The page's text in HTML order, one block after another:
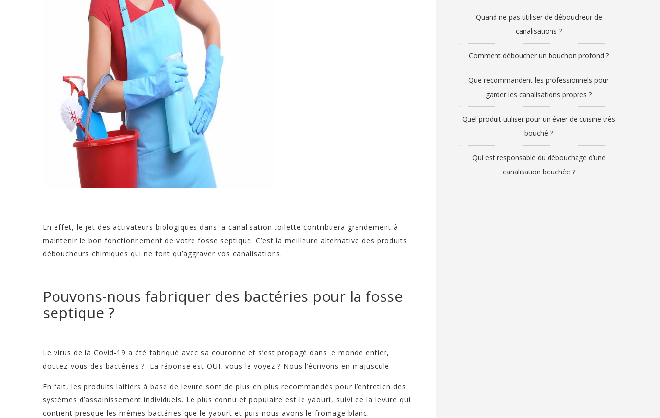
En effet, le jet des activateurs biologiques dans la canalisation toilette contribuera grandement à
maintenir le bon fonctionnement de votre fosse septique. C’est la meilleure alternative des produits
déboucheurs chimiques qui ne font qu’aggraver vos canalisations.
Pouvons-nous fabriquer des bactéries pour la fosse
septique ?
Le virus de la Covid-19 a été fabriqué avec sa couronne et s’est propagé dans le monde entier,
doutez-vous des bactéries ? La réponse est OUI, vous le voyez ? Nous l’écrivons en majuscule.
En fait, les produits laitiers à base de levure sont de plus en plus recommandés pour l’entretien des
systèmes d’assainissement individuels. Le plus connu et populaire est le yaourt, suivi de la levure qui
contient presque les mêmes bactéries que le yaourt et puis nous avons le fromage blanc.
Quand ne pas utiliser de déboucheur de
canalisations ?
Comment déboucher un bouchon profond ?
Que recommandent les professionnels pour
garder les canalisations propres ?
Quel produit utiliser pour un évier de cuisine très
bouché ?
Qui est responsable du débouchage d’une
canalisation bouchée ?